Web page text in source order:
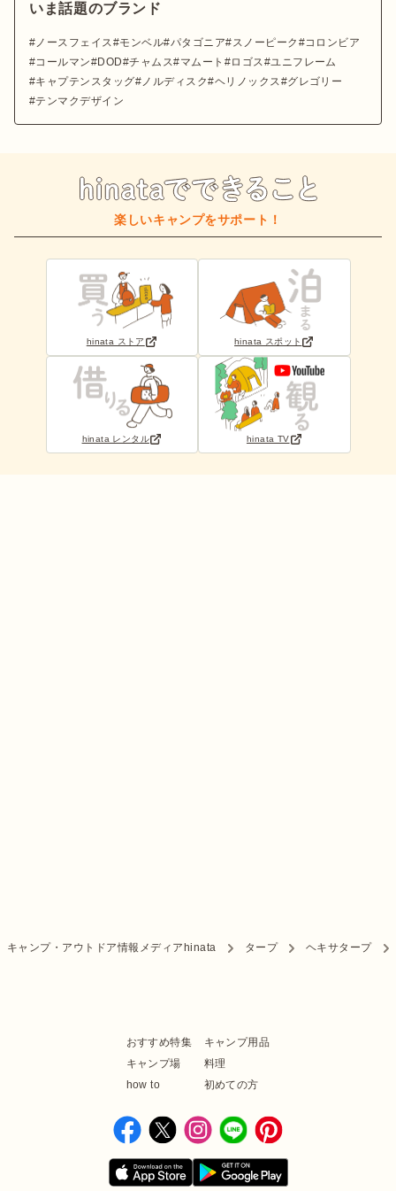
いま話題のブランド
ノースフェイス モンベル パタゴニア スノーピーク
コロンビア
コールマン
DOD チャムス マムート ロゴス
ユニフレーム
キャプテンスタッグ
ノルディスク ヘリノックス
グレゴリー
テンマクデザイン
楽しいキャンプをサポート！
hinata ストア hinata スポット
hinata レンタル hinata TV
キャンプ・アウトドア情報メディアhinata タープ ヘキサタープ
おすすめ特集
キャンプ用品
キャンプ場
料理
how to
初めての方